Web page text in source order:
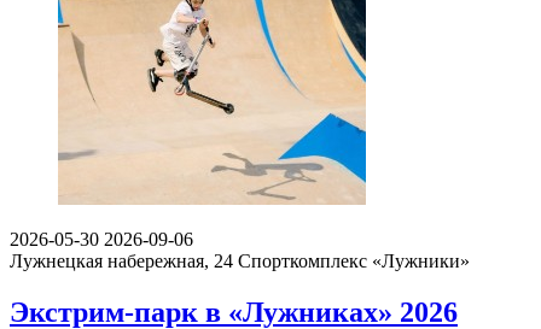
2026-05-30 2026-09-06
Лужнецкая набережная, 24 Спорткомплекс «Лужники»
Экстрим-парк в «Лужниках» 2026